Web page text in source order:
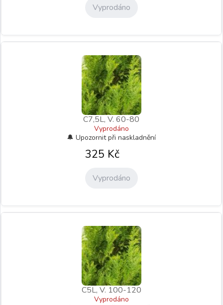
Vyprodáno
C7,5L, V. 60-80
Vyprodáno
325 Kč
Vyprodáno
C5L, V. 100-120
Vyprodáno